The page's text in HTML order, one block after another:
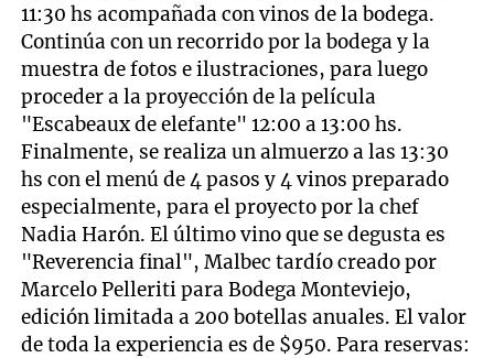
11:30 hs acompañada con vinos de la bodega.
Continúa con un recorrido por la bodega y la
muestra de fotos e ilustraciones, para luego
proceder a la proyección de la película
"Escabeaux de elefante" 12:00 a 13:00 hs.
Finalmente, se realiza un almuerzo a las 13:30
hs con el menú de 4 pasos y 4 vinos preparado
especialmente, para el proyecto por la chef
Nadia Harón. El último vino que se degusta es
"Reverencia final", Malbec tardío creado por
Marcelo Pelleriti para Bodega Monteviejo,
edición limitada a 200 botellas anuales. El valor
de toda la experiencia es de $950. Para reservas: